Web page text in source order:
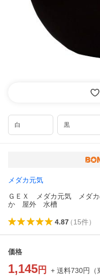
白 黒
メダカ元気
ＧＥＸ メダカ元気 メダ
か 屋外 水槽
4.87（15件）
価格
1,145 円 + 送料730円 （